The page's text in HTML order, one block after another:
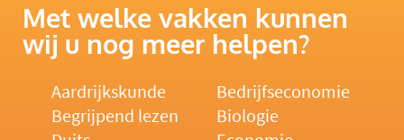
Met welke vakken kunnen
wij u nog meer helpen?
Aardrijkskunde
Bedrijfseconomie
Begrijpend lezen
Biologie